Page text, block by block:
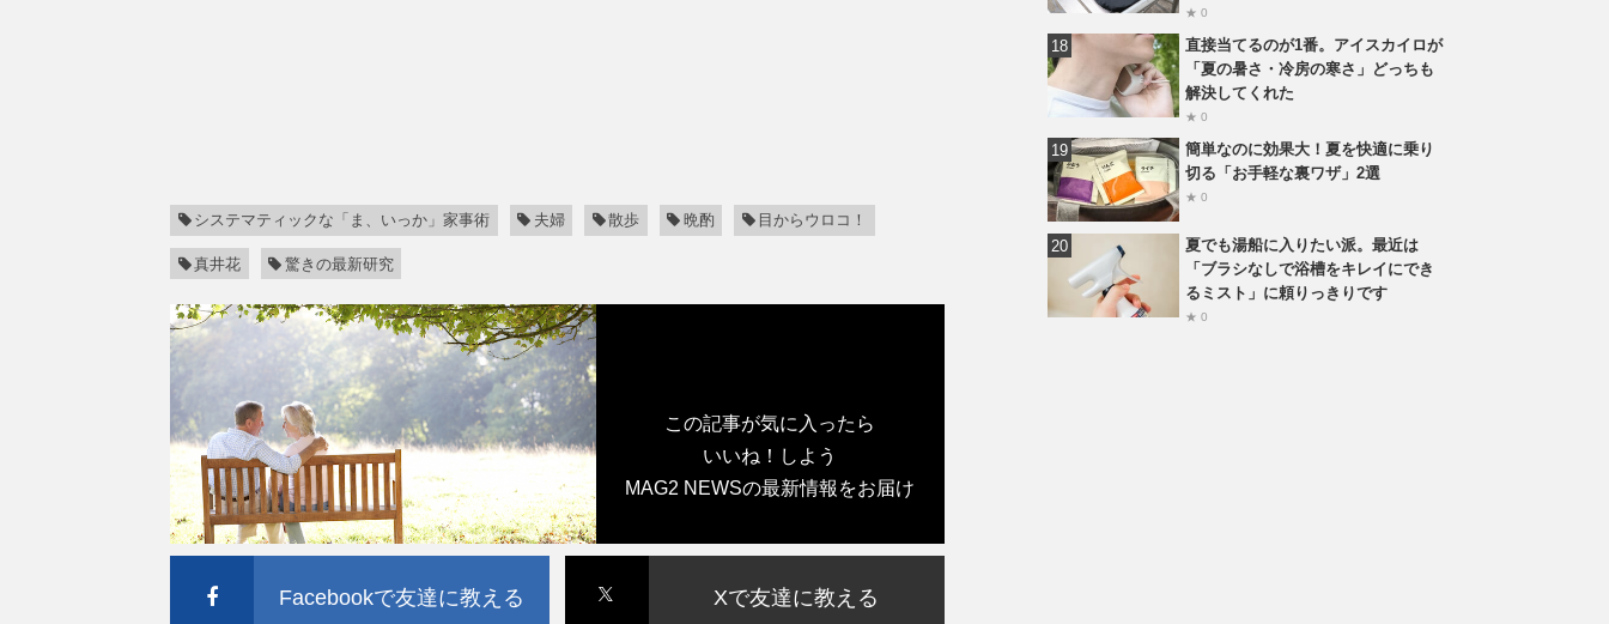
システマティックな「ま、いっか」家事術 夫婦 散歩 晩酌 目からウロコ！
真井花 驚きの最新研究
この記事が気に入ったら
いいね！しよう
MAG2 NEWSの最新情報をお届け
Facebookで友達に教える Xで友達に教える
★ 0
直接当てるのが1番。アイスカイロが
「夏の暑さ・冷房の寒さ」どっちも
解決してくれた
★ 0
簡単なのに効果大！夏を快適に乗り
切る「お手軽な裏ワザ」2選
★ 0
夏でも湯船に入りたい派。最近は
「ブラシなしで浴槽をキレイにでき
るミスト」に頼りっきりです
★ 0